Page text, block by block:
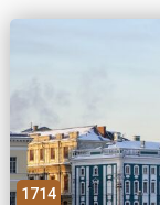
1714